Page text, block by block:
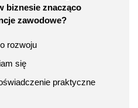
biznesie znacząco
zawodowe?
rozwoju
się
praktyczne